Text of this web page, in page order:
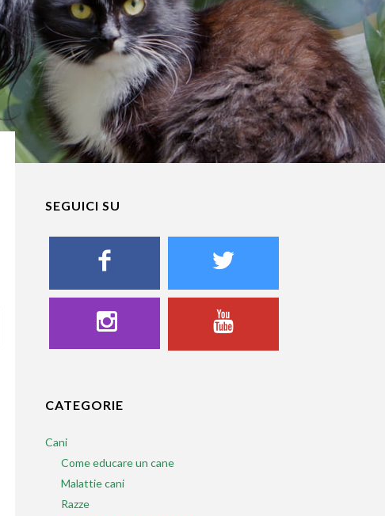
SEGUICI SU
CATEGORIE
Cani
Come educare un cane
Malattie cani
Razze